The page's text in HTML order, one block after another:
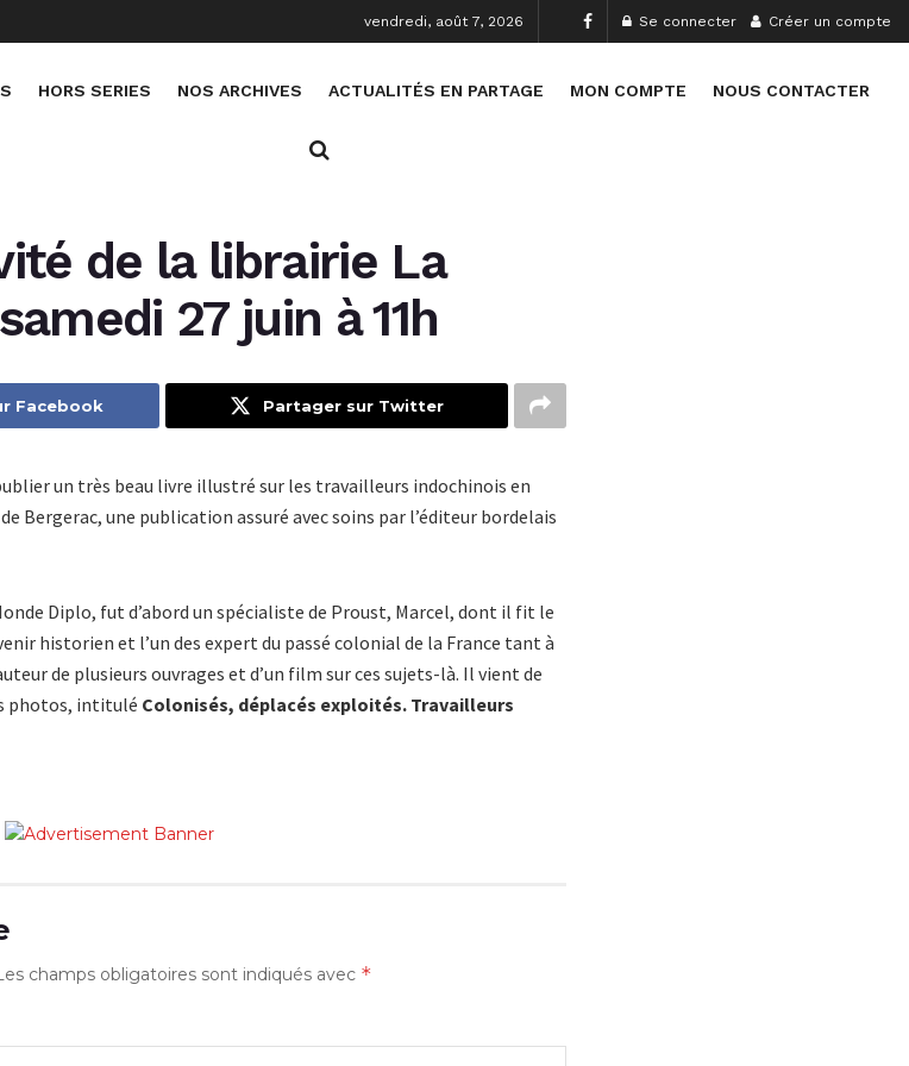
vendredi, août 7, 2026 Se connecter Créer un compte
HORS SERIES NOS ARCHIVES ACTUALITÉS EN PARTAGE MON COMPTE NOUS CONTACTER
de la librairie La
27 juin à 11h
Facebook Partager sur Twitter
un très beau livre illustré sur les travailleurs indochinois en
Bergerac, une publication assuré avec soins par l’éditeur bordelais
Diplo, fut d’abord un spécialiste de Proust, Marcel, dont il fit le
historien et l’un des expert du passé colonial de la France tant à
de plusieurs ouvrages et d’un film sur ces sujets-là. Il vient de
photos, intitulé Colonisés, déplacés exploités. Travailleurs
champs obligatoires sont indiqués avec *